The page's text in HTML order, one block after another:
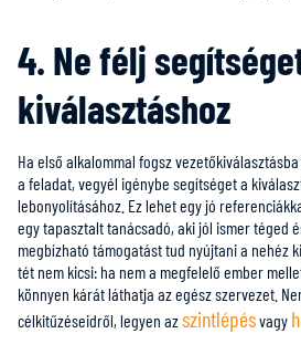
4. Ne félj
kiválasztáshoz
Ha első alkalommal fogsz
a feladat, vegyél igénybe segítséget a
lebonyolításához. Ez lehet egy jó
egy tapasztalt tanácsadó, aki jól ismer téged
megbízható támogatást tud nyújtani a nehéz
tét nem kicsi: ha nem a megfelelő ember
könnyen kárát láthatja az egész szervezet.
célkitűzéseidről, legyen azszintlépésvagy